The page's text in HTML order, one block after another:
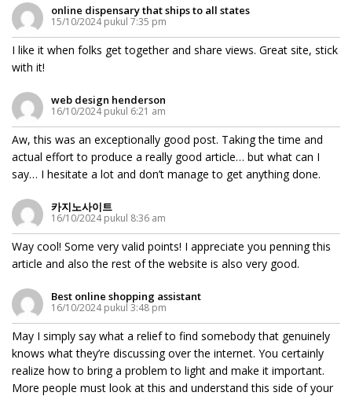
online dispensary that ships to all states
15/10/2024 pukul 7:35 pm
I like it when folks get together and share views. Great site, stick
with it!
web design henderson
16/10/2024 pukul 6:21 am
Aw, this was an exceptionally good post. Taking the time and
actual effort to produce a really good article… but what can I
say… I hesitate a lot and don’t manage to get anything done.
카지노사이트
16/10/2024 pukul 8:36 am
Way cool! Some very valid points! I appreciate you penning this
article and also the rest of the website is also very good.
Best online shopping assistant
16/10/2024 pukul 3:48 pm
May I simply say what a relief to find somebody that genuinely
knows what they’re discussing over the internet. You certainly
realize how to bring a problem to light and make it important.
More people must look at this and understand this side of your